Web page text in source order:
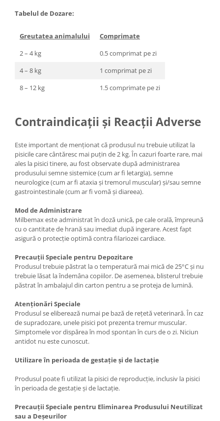
Tabelul de Dozare:
Greutatea animalului
Comprimate
2 – 4 kg
0.5 comprimat pe zi
4 – 8 kg
1 comprimat pe zi
8 – 12 kg
1.5 comprimate pe zi
Contraindicații și Reacții Adverse
Este important de menționat că produsul nu trebuie utilizat la
pisicile care cântăresc mai puțin de 2 kg. În cazuri foarte rare, mai
ales la pisici tinere, au fost observate după administrarea
produsului semne sistemice (cum ar fi letargia), semne
neurologice (cum ar fi ataxia și tremorul muscular) și/sau semne
gastrointestinale (cum ar fi vomă și diareea).
Mod de Administrare
Milbemax este administrat în doză unică, pe cale orală, împreună
cu o cantitate de hrană sau imediat după ingerare. Acest fapt
asigură o protecție optimă contra filariozei cardiace.
Precauții Speciale pentru Depozitare
Produsul trebuie păstrat la o temperatură mai mică de 25°C și nu
trebuie lăsat la îndemâna copiilor. De asemenea, blisterul trebuie
păstrat în ambalajul din carton pentru a se proteja de lumină.
Atenționări Speciale
Produsul se eliberează numai pe bază de rețetă veterinară. În caz
de supradozare, unele pisici pot prezenta tremur muscular.
Simptomele vor dispărea în mod spontan în curs de o zi. Niciun
antidot nu este cunoscut.
Utilizare în perioada de gestație și de lactație
Produsul poate fi utilizat la pisici de reproducție, inclusiv la pisici
în perioada de gestație și de lactație.
Precauții Speciale pentru Eliminarea Produsului Neutilizat
sau a Deșeurilor